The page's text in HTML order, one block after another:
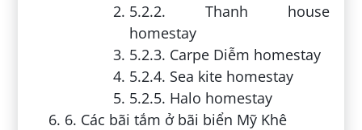
5.2.2. Thanh house
homestay
5.2.3. Carpe Diễm homestay
5.2.4. Sea kite homestay
5.2.5. Halo homestay
6. Các bãi tắm ở bãi biển Mỹ Khê